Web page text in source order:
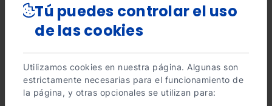
Tú puedes controlar el uso
de las cookies
Utilizamos cookies en nuestra página. Algunas son
estrictamente necesarias para el funcionamiento de
la página, y otras opcionales se utilizan para:
Elige
idioma
Español
Català
Français
English